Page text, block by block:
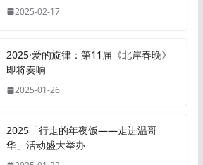
2025-02-17
2025·爱的旋律：第11届《北岸春晚》
即将奏响
2025-01-26
2025「行走的年夜饭——走进温哥
华」活动盛大举办